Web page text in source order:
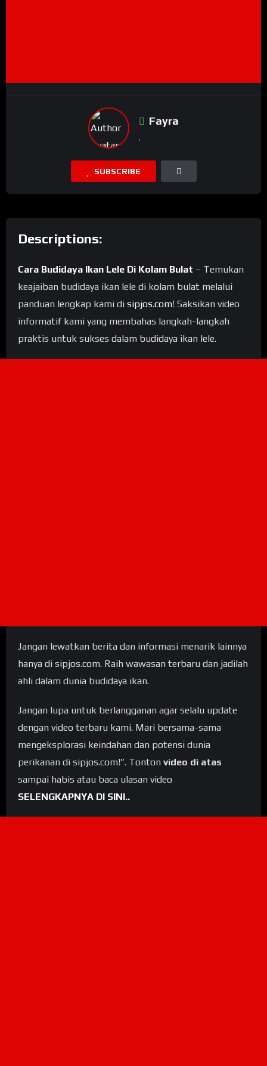
Fayra
SUBSCRIBE
Descriptions:
Cara Budidaya Ikan Lele Di Kolam Bulat – Temukan
keajaiban budidaya ikan lele di kolam bulat melalui
panduan lengkap kami di sipjos.com! Saksikan video
informatif kami yang membahas langkah-langkah
praktis untuk sukses dalam budidaya ikan lele.
Jangan lewatkan berita dan informasi menarik lainnya
hanya di sipjos.com. Raih wawasan terbaru dan jadilah
ahli dalam dunia budidaya ikan.
Jangan lupa untuk berlangganan agar selalu update
dengan video terbaru kami. Mari bersama-sama
mengeksplorasi keindahan dan potensi dunia
perikanan di sipjos.com!”. Tonton video di atas
sampai habis atau baca ulasan video
SELENGKAPNYA DI SINI..